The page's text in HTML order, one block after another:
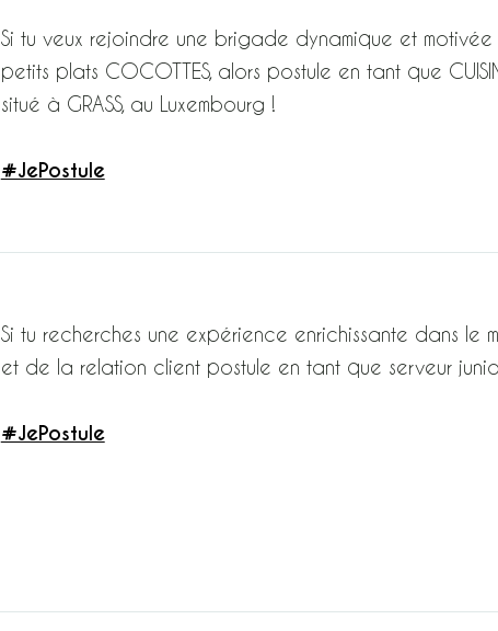
Si tu veux rejoindre une brigade dynamique et motivée
petits plats COCOTTES, alors postule en tant que
situé à GRASS, au Luxembourg !
#JePostule
Si tu recherches une expérience enrichissante dans le
et de la relation client postule en tant que serveur
#JePostule